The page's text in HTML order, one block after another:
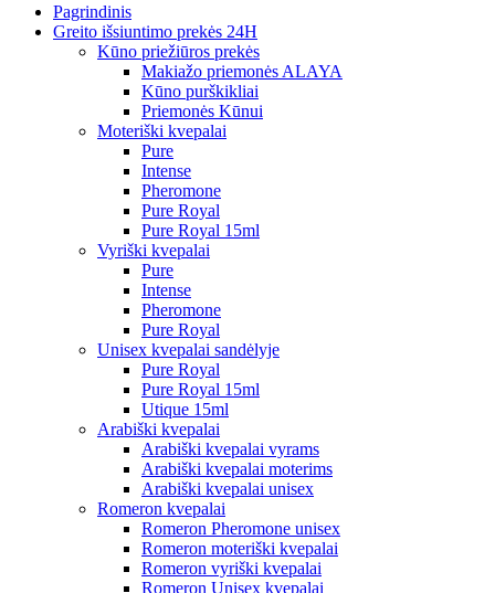
Pagrindinis
Greito išsiuntimo prekės 24H
Kūno priežiūros prekės
Makiažo priemonės ALAYA
Kūno purškikliai
Priemonės Kūnui
Moteriški kvepalai
Pure
Intense
Pheromone
Pure Royal
Pure Royal 15ml
Vyriški kvepalai
Pure
Intense
Pheromone
Pure Royal
Unisex kvepalai sandėlyje
Pure Royal
Pure Royal 15ml
Utique 15ml
Arabiški kvepalai
Arabiški kvepalai vyrams
Arabiški kvepalai moterims
Arabiški kvepalai unisex
Romeron kvepalai
Romeron Pheromone unisex
Romeron moteriški kvepalai
Romeron vyriški kvepalai
Romeron Unisex kvepalai